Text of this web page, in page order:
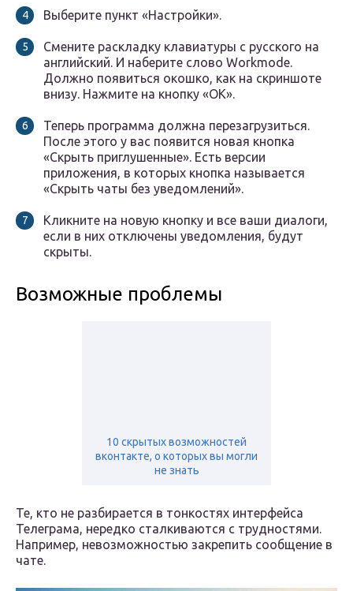
Выберите пункт «Настройки».
Смените раскладку клавиатуры с русского на
английский. И наберите слово Workmode.
Должно появиться окошко, как на скриншоте
внизу. Нажмите на кнопку «ОК».
Теперь программа должна перезагрузиться.
После этого у вас появится новая кнопка
«Скрыть приглушенные». Есть версии
приложения, в которых кнопка называется
«Скрыть чаты без уведомлений».
Кликните на новую кнопку и все ваши диалоги,
если в них отключены уведомления, будут
скрыты.
Возможные проблемы
10 скрытых возможностей
вконтакте, о которых вы могли
не знать
Те, кто не разбирается в тонкостях интерфейса
Телеграма, нередко сталкиваются с трудностями.
Например, невозможностью закрепить сообщение в
чате.